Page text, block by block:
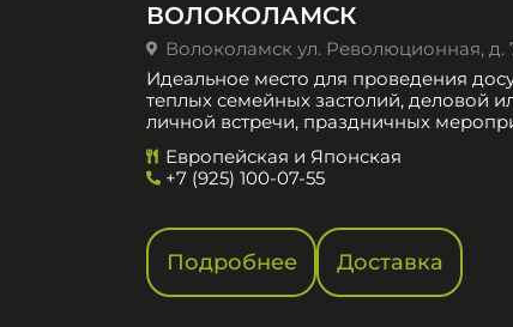
ВОЛОКОЛАМСК
Волоколамск ул. Революционная, д.
Идеальное место для проведения
теплых семейных застолий, деловой
личной встречи, праздничных
Европейская и Японская
+7 (925) 100-07-55
Подробнее Доставка